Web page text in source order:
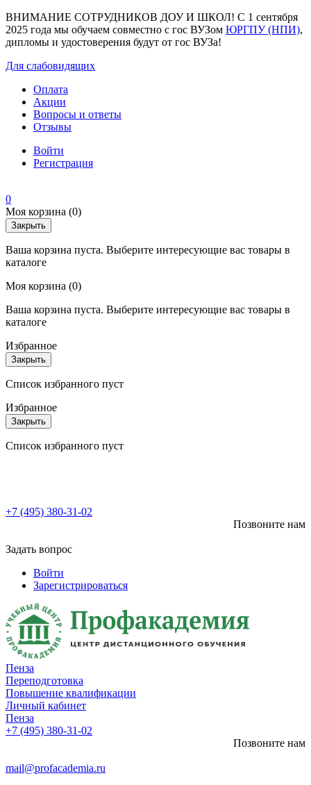
ВНИМАНИЕ СОТРУДНИКОВ ДОУ И ШКОЛ! С 1 сентября
2025 года мы обучаем совместно с гос ВУЗом ЮРГПУ (НПИ),
дипломы и удостоверения будут от гос ВУЗа!
Для слабовидящих
Оплата
Акции
Вопросы и ответы
Отзывы
Войти
Регистрация
0
Моя корзина (0)
Закрыть
Ваша корзина пуста. Выберите интересующие вас товары в
каталоге
Моя корзина (0)
Ваша корзина пуста. Выберите интересующие вас товары в
каталоге
Избранное
Закрыть
Список избранного пуст
Избранное
Закрыть
Список избранного пуст
+7 (495) 380-31-02
Позвоните нам
Задать вопрос
Войти
Зарегистрироваться
Пенза
Переподготовка
Повышение квалификации
Личный кабинет
Пенза
+7 (495) 380-31-02
Позвоните нам
mail@profacademia.ru